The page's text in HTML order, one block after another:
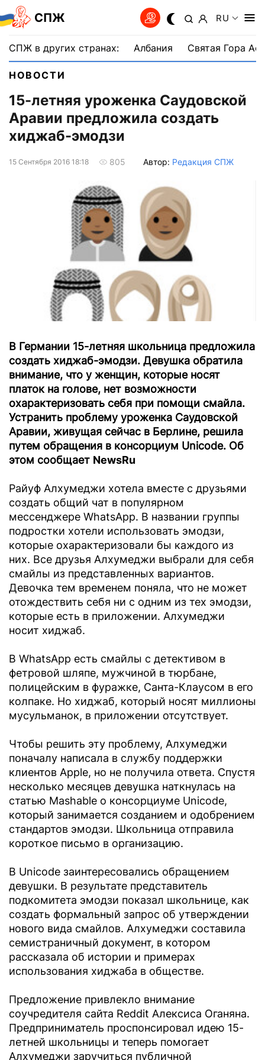
СПЖ RU
СПЖ в других странах: Албания Святая Гора
НОВОСТИ
15-летняя уроженка Саудовской
Аравии предложила создать
хиджаб-эмодзи
15 Сентября 2016 18:18 805 Автор: Редакция СПЖ
В Германии 15-летняя школьница предложила
создать хиджаб-эмодзи. Девушка обратила
внимание, что у женщин, которые носят
платок на голове, нет возможности
охарактеризовать себя при помощи смайла.
Устранить проблему уроженка Саудовской
Аравии, живущая сейчас в Берлине, решила
путем обращения в консорциум Unicode. Об
этом сообщает NewsRu
Райуф Алхумеджи хотела вместе с друзьями
создать общий чат в популярном
мессенджере WhatsApp. В названии группы
подростки хотели использовать эмодзи,
которые охарактеризовали бы каждого из
них. Все друзья Алхумеджи выбрали для себя
смайлы из представленных вариантов.
Девочка тем временем поняла, что не может
отождествить себя ни с одним из тех эмодзи,
которые есть в приложении. Алхумеджи
носит хиджаб.
В WhatsApp есть смайлы с детективом в
фетровой шляпе, мужчиной в тюрбане,
полицейским в фуражке, Санта-Клаусом в его
колпаке. Но хиджаб, который носят миллионы
мусульманок, в приложении отсутствует.
Чтобы решить эту проблему, Алхумеджи
поначалу написала в службу поддержки
клиентов Apple, но не получила ответа. Спустя
несколько месяцев девушка наткнулась на
статью Mashable о консорциуме Unicode,
который занимается созданием и одобрением
стандартов эмодзи. Школьница отправила
короткое письмо в организацию.
В Unicode заинтересовались обращением
девушки. В результате представитель
подкомитета эмодзи показал школьнице, как
создать формальный запрос об утверждении
нового вида смайлов. Алхумеджи составила
семистраничный документ, в котором
рассказала об истории и примерах
использования хиджаба в обществе.
Предложение привлекло внимание
соучредителя сайта Reddit Алексиса Оганяна.
Предприниматель проспонсировал идею 15-
летней школьницы и теперь помогает
Алхумеджи заручиться публичной